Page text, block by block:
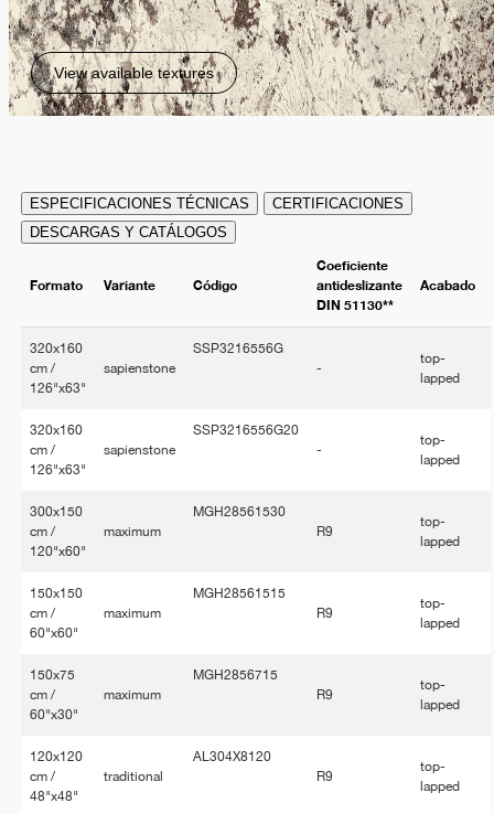
View available textures
ESPECIFICACIONES TÉCNICAS
CERTIFICACIONES
DESCARGAS Y CATÁLOGOS
Formato Variante Código
Coeficiente
antideslizante
DIN 51130**
Acabado
320x160
cm /
126"x63"
sapienstone
SSP3216556G
-
top-
lapped
320x160
cm /
126"x63"
sapienstone
SSP3216556G20
-
top-
lapped
300x150
cm /
120"x60"
maximum
MGH28561530
R9
top-
lapped
150x150
cm /
60"x60"
maximum
MGH28561515
R9
top-
lapped
150x75
cm /
60"x30"
maximum
MGH2856715
R9
top-
lapped
120x120
cm /
48"x48"
traditional
AL304X8120
R9
top-
lapped